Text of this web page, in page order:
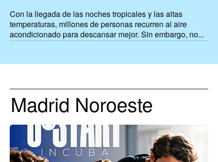
Con la llegada de las noches tropicales y las altas
temperaturas, millones de personas recurren al aire
acondicionado para descansar mejor. Sin embargo, no...
Madrid Noroeste